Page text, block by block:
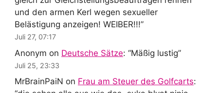
und den armen Kerl wegen sexueller
Belästigung anzeigen! WEIBER!!!”
Juli 27, 07:17
Anonym on Deutsche Sätze: “Mäßig lustig”
Juli 25, 23:33
MrBrainPaiN on Frau am Steuer des Golfcarts: